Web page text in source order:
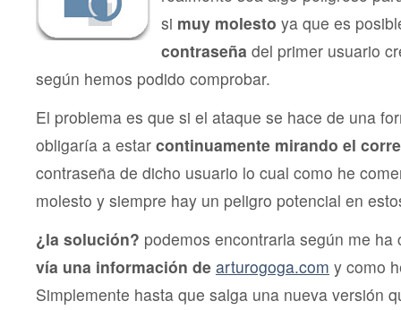
si muy molesto ya que es
contraseña del primer usuario
según hemos podido comprobar.
El problema es que si el ataque se hace de una
obligaría a estar continuamente mirando el
contraseña de dicho usuario lo cual como he
molesto y siempre hay un peligro potencial en
¿la solución? podemos encontrarla según me ha
vía una información de arturogoga.com y como
Simplemente hasta que salga una nueva versión